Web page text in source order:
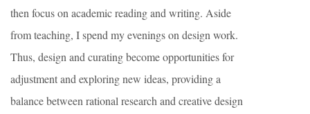
then focus on academic reading and writing. Aside
from teaching, I spend my evenings on design work.
Thus, design and curating become opportunities for
adjustment and exploring new ideas, providing a
balance between rational research and creative design